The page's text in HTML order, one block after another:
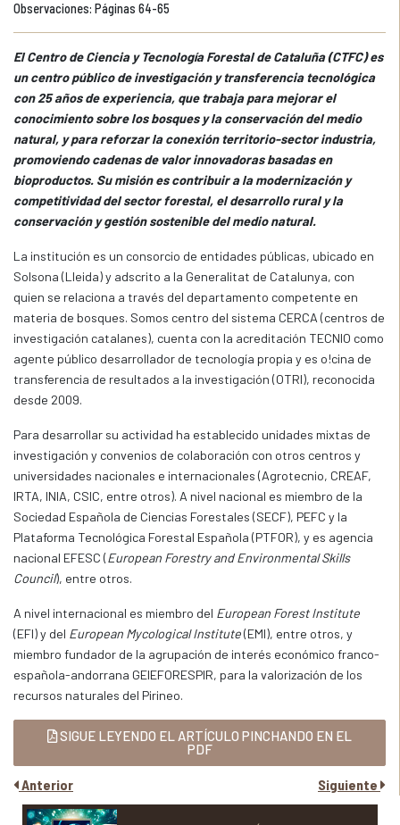
Observaciones: Páginas 64-65
El Centro de Ciencia y Tecnología Forestal de Cataluña (CTFC) es
un centro público de investigación y transferencia tecnológica
con 25 años de experiencia, que trabaja para mejorar el
conocimiento sobre los bosques y la conservación del medio
natural, y para reforzar la conexión territorio-sector industria,
promoviendo cadenas de valor innovadoras basadas en
bioproductos. Su misión es contribuir a la modernización y
competitividad del sector forestal, el desarrollo rural y la
conservación y gestión sostenible del medio natural.
La institución es un consorcio de entidades públicas, ubicado en
Solsona (Lleida) y adscrito a la Generalitat de Catalunya, con
quien se relaciona a través del departamento competente en
materia de bosques. Somos centro del sistema CERCA (centros de
investigación catalanes), cuenta con la acreditación TECNIO como
agente público desarrollador de tecnología propia y es o!cina de
transferencia de resultados a la investigación (OTRI), reconocida
desde 2009.
Para desarrollar su actividad ha establecido unidades mixtas de
investigación y convenios de colaboración con otros centros y
universidades nacionales e internacionales (Agrotecnio, CREAF,
IRTA, INIA, CSIC, entre otros). A nivel nacional es miembro de la
Sociedad Española de Ciencias Forestales (SECF), PEFC y la
Plataforma Tecnológica Forestal Española (PTFOR), y es agencia
nacional EFESC (European Forestry and Environmental Skills
Council), entre otros.
A nivel internacional es miembro del European Forest Institute
(EFI) y del European Mycological Institute(EMI), entre otros, y
miembro fundador de la agrupación de interés económico franco-
española-andorrana GEIEFORESPIR, para la valorización de los
recursos naturales del Pirineo.
SIGUE LEYENDO EL ARTÍCULO PINCHANDO EN EL
PDF
Anterior Siguiente